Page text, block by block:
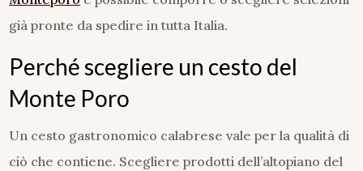
già pronte da spedire in tutta Italia.
Perché scegliere un cesto del
Monte Poro
Un cesto gastronomico calabrese vale per la qualità di
ciò che contiene. Scegliere prodotti dell’altopiano del